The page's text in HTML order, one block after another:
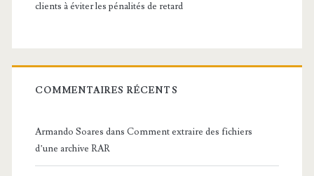
clients à éviter les pénalités de retard
COMMENTAIRES RÉCENTS
Armando Soares dans Comment extraire des fichiers
d’une archive RAR